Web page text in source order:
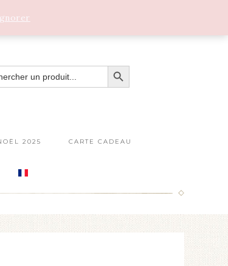
SEARCH BUTTON
2025 CARTE CADEAU